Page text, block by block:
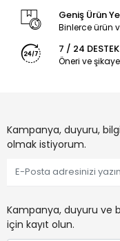
Geniş Ürün
Binlerce ürün
7 / 24 DESTEK
Öneri ve
Kampanya, duyuru,
olmak istiyorum.
Kampanya, duyuru ve
için kayıt olun.